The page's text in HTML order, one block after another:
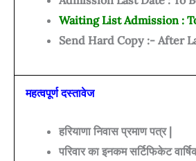
Waiting List Admission :
Send Hard Copy :- After
महत्वपूर्ण दस्तावेज
हरियाणा निवास प्रमाण पत्र |
परिवार का इनकम सर्टिफिकेट